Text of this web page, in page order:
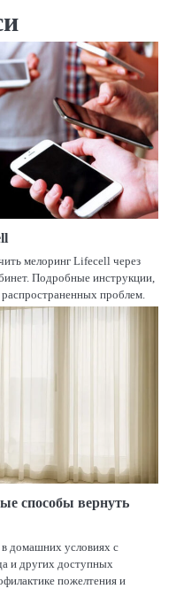
мелоринг Lifecell через
Подробные инструкции,
проблем.
способы вернуть
в домашних условиях с
и других доступных
пожелтения и